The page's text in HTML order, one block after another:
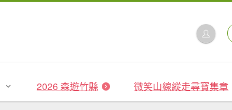
2026 森遊竹縣 微笑山線縱走尋寶集章